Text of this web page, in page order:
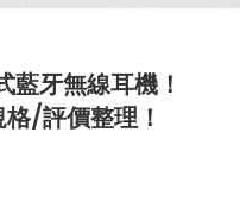
藍牙無線耳機！
/評價整理！